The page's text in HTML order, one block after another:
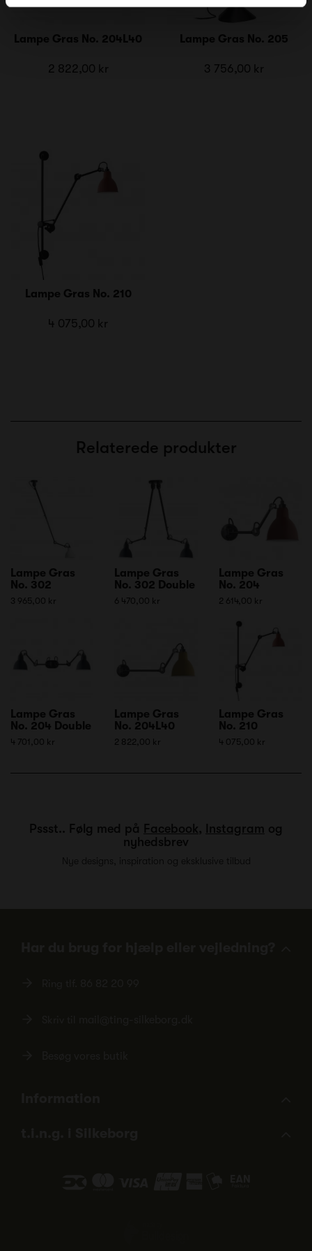
Lampe Gras No. 204L40
2 822,00 kr
Lampe Gras No. 205
3 756,00 kr
Lampe Gras No. 210
4 075,00 kr
Relaterede produkter
Lampe Gras
No. 302
3 965,00 kr
Lampe Gras
No. 302 Double
6 470,00 kr
Lampe Gras
No. 204
2 614,00 kr
Lampe Gras
No. 204 Double
4 701,00 kr
Lampe Gras
No. 204L40
2 822,00 kr
Lampe Gras
No. 210
4 075,00 kr
Pssst.. Følg med på Facebook, Instagram og
nyhedsbrev
Nye designs, inspiration og eksklusive tilbud